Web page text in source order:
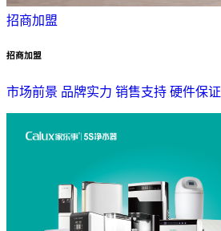
招商加盟
招商加盟
市场前景 品牌实力 销售支持 硬件保证